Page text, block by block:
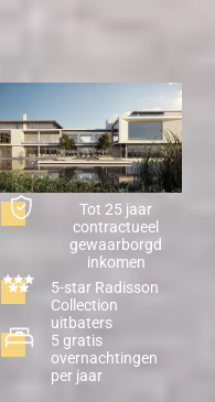
Tot 25 jaar
contractueel
gewaarborgd
inkomen
5-star Radisson
Collection
uitbaters
5 gratis
overnachtingen
per jaar